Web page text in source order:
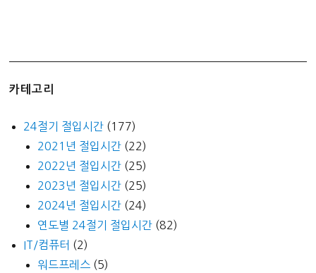
득
카테고리
24절기 절입시간 (177)
2021년 절입시간 (22)
2022년 절입시간 (25)
2023년 절입시간 (25)
2024년 절입시간 (24)
연도별 24절기 절입시간 (82)
IT/컴퓨터 (2)
워드프레스 (5)